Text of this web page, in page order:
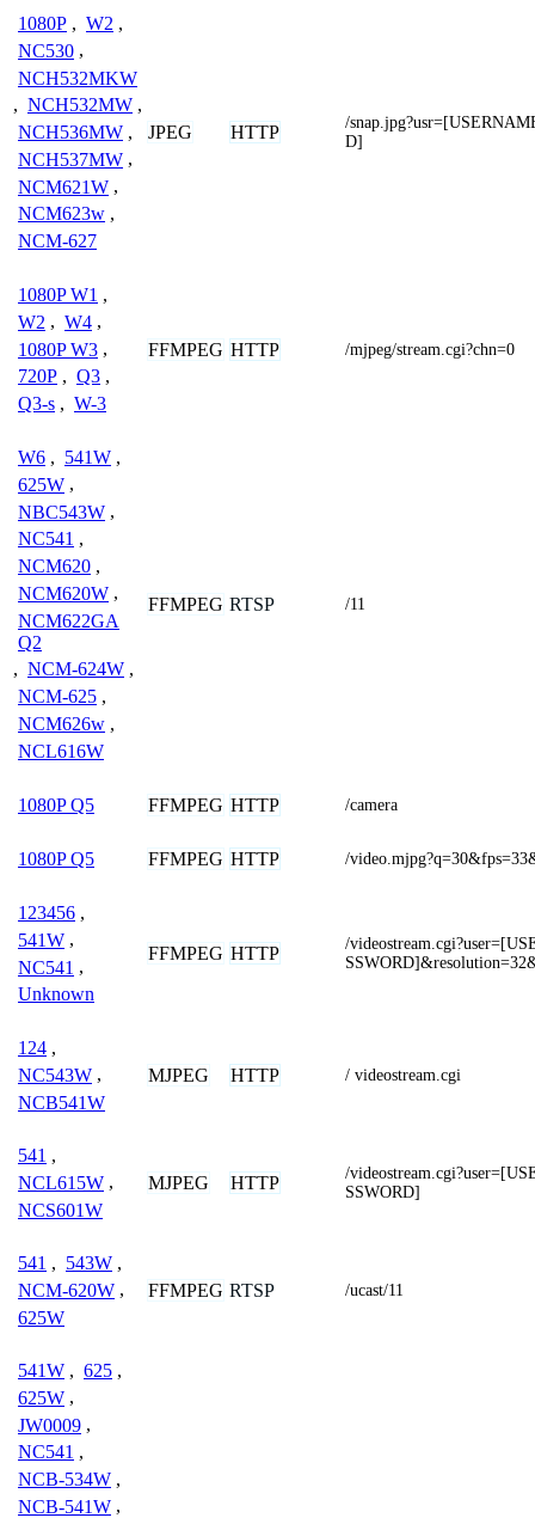
1080P , W2 ,
NC530 ,
NCH532MKW
, NCH532MW ,
NCH536MW ,
NCH537MW ,
NCM621W ,
NCM623w ,
NCM-627
JPEG HTTP
/
D]
1080P W1 ,
W2 , W4 ,
1080P W3 ,
720P , Q3 ,
Q3-s , W-3
FFMPEG HTTP /mjpeg/stream.cgi?chn=0
W6 , 541W ,
625W ,
NBC543W ,
NC541 ,
NCM620 ,
NCM620W ,
NCM622GA
Q2
, NCM-624W ,
NCM-625 ,
NCM626w ,
NCL616W
FFMPEG RTSP /11
1080P Q5 FFMPEG HTTP /camera
1080P Q5 FFMPEG HTTP /
123456 ,
541W ,
NC541 ,
Unknown
FFMPEG HTTP
/
124 ,
NC543W ,
NCB541W
MJPEG HTTP / videostream.cgi
541 ,
NCL615W ,
NCS601W
MJPEG HTTP
/
SSWORD]
541 , 543W ,
NCM-620W ,
625W
FFMPEG RTSP /ucast/11
541W , 625 ,
625W ,
JW0009 ,
NC541 ,
NCB-534W ,
NCB-541W ,